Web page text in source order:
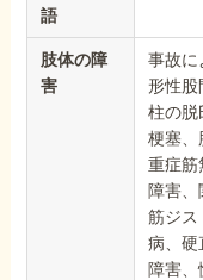
語
肢体の障
害
事故に
形性股
柱の脱
梗塞、
重症筋
障害、
筋ジス
病、硬
障害、